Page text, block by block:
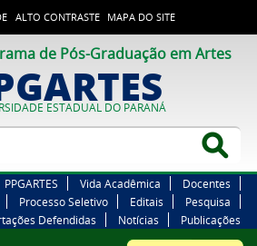
ALTO CONTRASTE MAPA DO SITE
de Pós-Graduação em Artes
ESTADUAL DO PARANÁ
PPGARTES Vida Acadêmica
Docentes
Processo Seletivo Editais
Pesquisa
Defendidas
Notícias Publicações